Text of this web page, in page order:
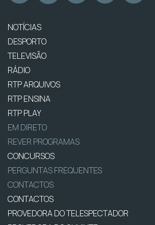
NOTÍCIAS
DESPORTO
TELEVISÃO
RÁDIO
RTP ARQUIVOS
RTP ENSINA
RTP PLAY
EM DIRETO
REVER PROGRAMAS
CONCURSOS
PERGUNTAS FREQUENTES
CONTACTOS
CONTACTOS
PROVEDORA DO TELESPECTADOR